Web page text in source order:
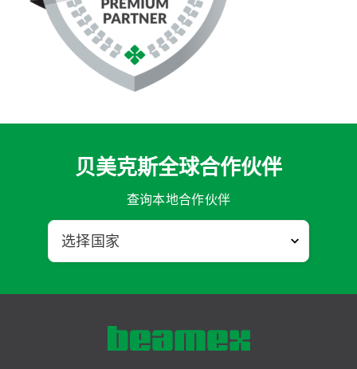
贝美克斯全球合作伙伴
查询本地合作伙伴